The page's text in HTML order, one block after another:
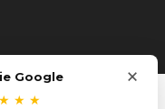
Google ×
★ ★ ★